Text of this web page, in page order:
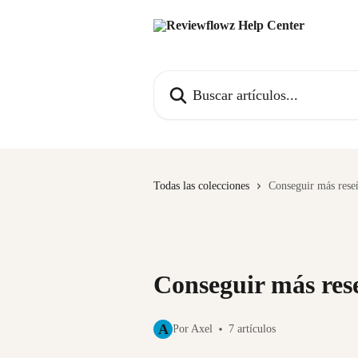
Todas las colecciones Conseguir más
Conseguir más
A Por Axel 7 artículos